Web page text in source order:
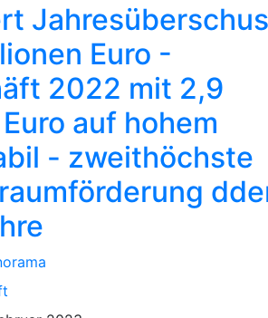
Euro -
2022 mit 2,9
auf hohem
- zweithöchste